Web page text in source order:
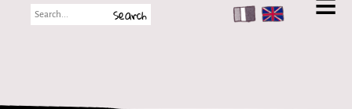
FR EN